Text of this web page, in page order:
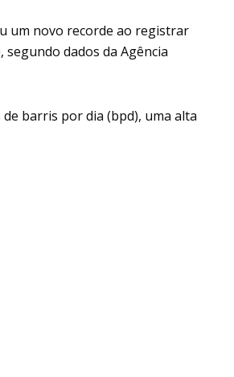
um novo recorde ao registrar
dados da Agência
barris por dia (bpd), uma alta